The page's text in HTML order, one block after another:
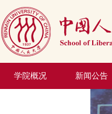
学院概况 新闻公告